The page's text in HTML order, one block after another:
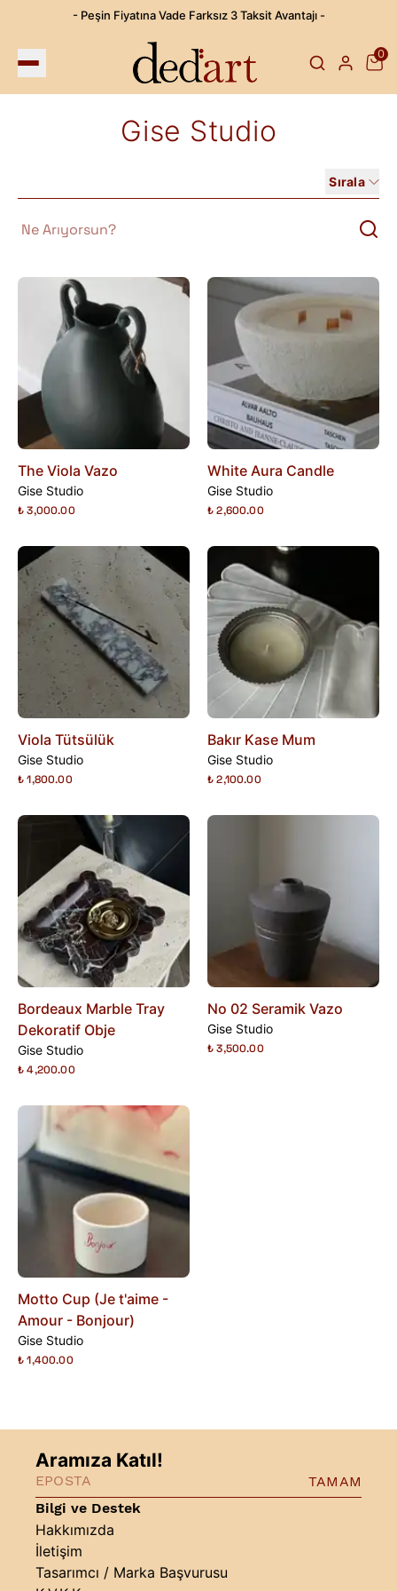
- Peşin Fiyatına Vade Farksız 3 Taksit Avantajı -
0
Gise Studio
Sırala
The Viola Vazo
Gise Studio
₺ 3,000.00
White Aura Candle
Gise Studio
₺ 2,600.00
Viola Tütsülük
Gise Studio
₺ 1,800.00
Bakır Kase Mum
Gise Studio
₺ 2,100.00
Bordeaux Marble Tray
Dekoratif Obje
Gise Studio
₺ 4,200.00
No 02 Seramik Vazo
Gise Studio
₺ 3,500.00
Motto Cup (Je t'aime -
Amour - Bonjour)
Gise Studio
₺ 1,400.00
Bilgi ve Destek
Hakkımızda
İletişim
Tasarımcı / Marka Başvurusu
Aramıza Katıl!
TAMAM